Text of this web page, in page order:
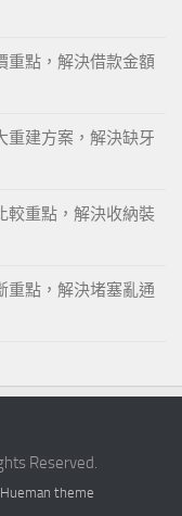
重點，解決借款金額
重建方案，解決缺牙
較重點，解決收納裝
重點，解決堵塞亂通
Reserved.
Hueman theme